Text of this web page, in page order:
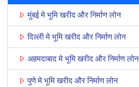
मुंबई मे भूमि खरीद और निर्माण लोन
दिल्ली मे भूमि खरीद और निर्माण लोन
अहमदाबाद मे भूमि खरीद और निर्माण लोन
पुणे मे भूमि खरीद और निर्माण लोन